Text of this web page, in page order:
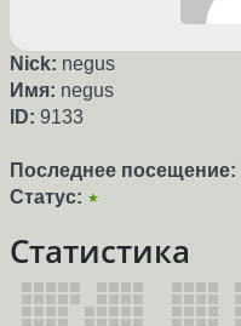
Nick: negus
Имя: negus
ID: 9133
Последнее посещение:
Статус: ★
Статистика